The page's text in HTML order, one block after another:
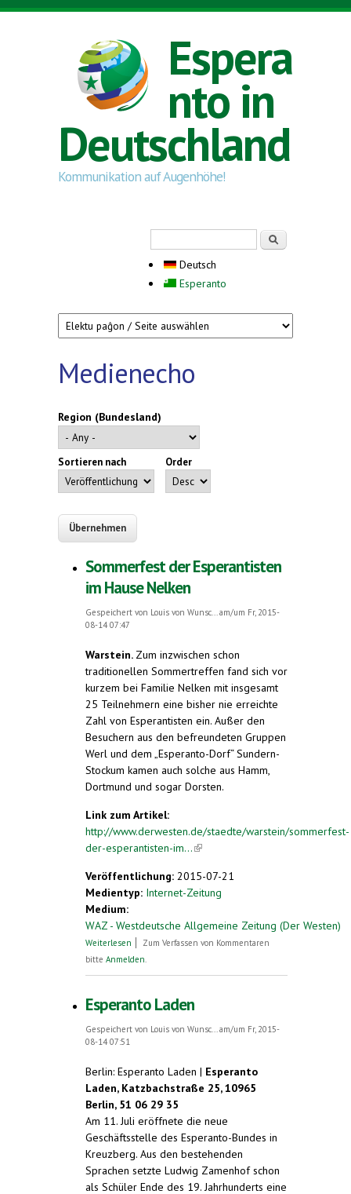
Direkt zum Inhalt
Espera
nto in
Deutschland
Kommunikation auf Augenhöhe!
Deutsch
Esperanto
Medienecho
Region (Bundesland)
Sortieren nach Order
Sommerfest der Esperantisten
im Hause Nelken
Gespeichert von Louis von Wunsc...am/um Fr, 2015-
08-14 07:47
Warstein. Zum inzwischen schon
traditionellen Sommertreffen fand sich vor
kurzem bei Familie Nelken mit insgesamt
25 Teilnehmern eine bisher nie erreichte
Zahl von Esperantisten ein. Außer den
Besuchern aus den befreundeten Gruppen
Werl und dem „Esperanto-Dorf“ Sundern-
Stockum kamen auch solche aus Hamm,
Dortmund und sogar Dorsten.
Link zum Artikel:
http://www.derwesten.de/staedte/warstein/sommerfest-
der-esperantisten-im...(link is external)
Veröffentlichung: 2015-07-21
Medientyp: Internet-Zeitung
Medium:
WAZ - Westdeutsche Allgemeine Zeitung (Der Westen)
Weiterlesen über Sommerfest der Esperantisten im
Zum Verfassen von Kommentaren
bitte Anmelden.
Esperanto Laden
Gespeichert von Louis von Wunsc...am/um Fr, 2015-
08-14 07:51
Berlin: Esperanto Laden | Esperanto
Laden, Katzbachstraße 25, 10965
Berlin, 51 06 29 35
Am 11. Juli eröffnete die neue
Geschäftsstelle des Esperanto-Bundes in
Kreuzberg. Aus den bestehenden
Sprachen setzte Ludwig Zamenhof schon
als Schüler Ende des 19. Jahrhunderts eine